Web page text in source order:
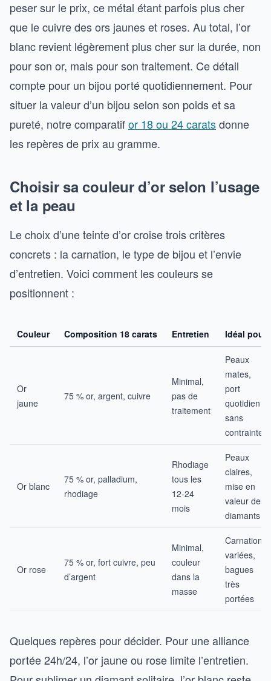
peser sur le prix, ce métal étant parfois plus cher
que le cuivre des ors jaunes et roses. Au total, l’or
blanc revient légèrement plus cher sur la durée, non
pour son or, mais pour son traitement. Ce détail
compte pour un bijou porté quotidiennement. Pour
situer la valeur d’un bijou selon son poids et sa
pureté, notre comparatifor 18 ou 24 caratsdonne
les repères de prix au gramme.
Choisir sa couleur d’or selon l’usage
et la peau
Le choix d’une teinte d’or croise trois critères
concrets : la carnation, le type de bijou et l’envie
d’entretien. Voici comment les couleurs se
positionnent :
Couleur Composition 18 carats Entretien Idéal pour
Or
jaune
75 % or, argent, cuivre
Minimal,
pas de
traitement
Peaux
mates,
port
quotidien
sans
contrainte
Or blanc
75 % or, palladium,
rhodiage
Rhodiage
tous les
12-24
mois
Peaux
claires,
mise en
valeur des
diamants
Or rose
75 % or, fort cuivre, peu
d’argent
Minimal,
couleur
dans la
masse
Carnations
variées,
bagues
très
portées
Quelques repères pour décider. Pour une alliance
portée 24h/24, l’or jaune ou rose limite l’entretien.